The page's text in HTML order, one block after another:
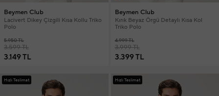
Beymen Club
Lacivert Dikey Çizgili Kısa Kollu Triko
Polo
5.950 TL
3.599 TL
3.149 TL
Beymen Club
Kırık Beyaz Örgü Detaylı Kısa Kol
Triko Polo
4.999 TL
3.999 TL
3.399 TL
Hızlı Teslimat Hızlı Teslimat